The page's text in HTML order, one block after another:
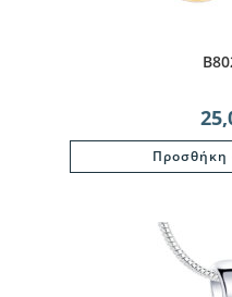
Προσθήκη